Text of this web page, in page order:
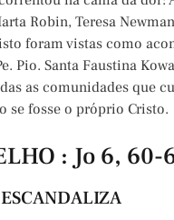
Robin, Teresa
foram vistas como
Pio. Santa Faustina
as comunidades que
se fosse o próprio Cristo.
: Jo 6, 60-